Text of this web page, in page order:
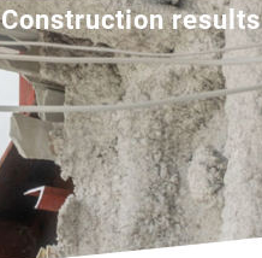
Construction results